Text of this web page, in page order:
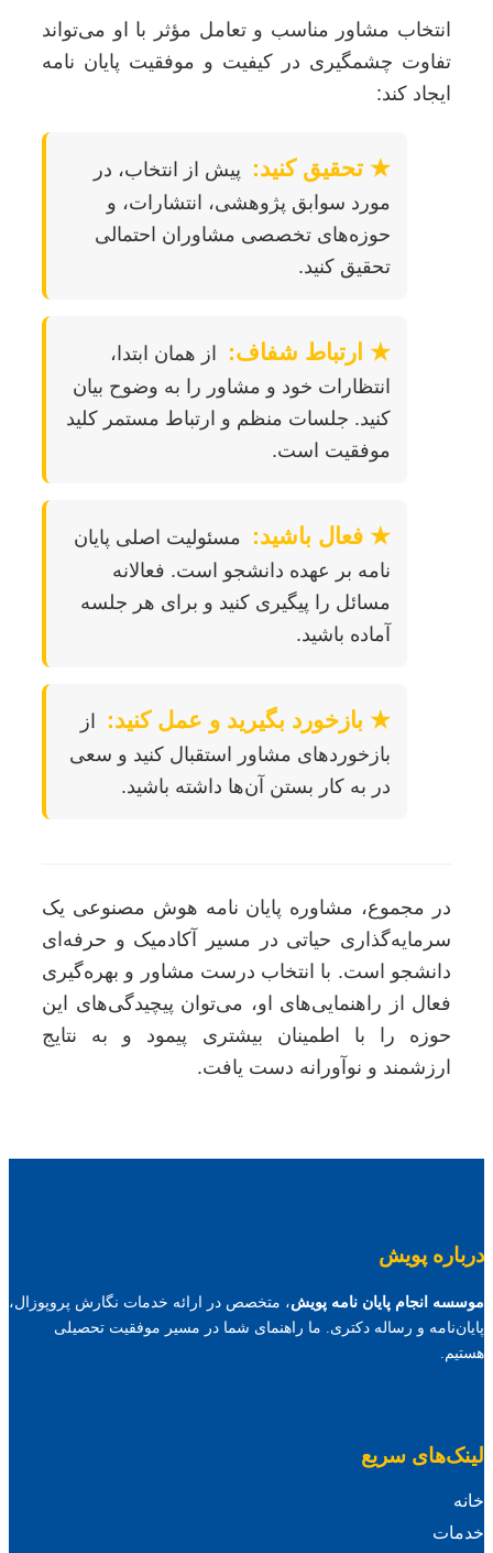
انتخاب مشاور مناسب و تعامل مؤثر با او می‌تواند
تفاوت چشمگیری در کیفیت و موفقیت پایان نامه
ایجاد کند:
★ تحقیق کنید:
پیش از انتخاب، در
مورد سوابق پژوهشی، انتشارات، و
حوزه‌های تخصصی مشاوران احتمالی
تحقیق کنید.
★ ارتباط شفاف:
از همان ابتدا،
انتظارات خود و مشاور را به وضوح بیان
کنید. جلسات منظم و ارتباط مستمر کلید
موفقیت است.
★ فعال باشید:
مسئولیت اصلی پایان
نامه بر عهده دانشجو است. فعالانه
مسائل را پیگیری کنید و برای هر جلسه
آماده باشید.
★ بازخورد بگیرید و عمل کنید:
از
بازخوردهای مشاور استقبال کنید و سعی
در به کار بستن آن‌ها داشته باشید.
در مجموع، مشاوره پایان نامه هوش مصنوعی یک
سرمایه‌گذاری حیاتی در مسیر آکادمیک و حرفه‌ای
دانشجو است. با انتخاب درست مشاور و بهره‌گیری
فعال از راهنمایی‌های او، می‌توان پیچیدگی‌های این
حوزه را با اطمینان بیشتری پیمود و به نتایج
ارزشمند و نوآورانه دست یافت.
درباره پویش
موسسه انجام پایان نامه پویش، متخصص در ارائه خدمات نگارش پروپوزال،
پایان‌نامه و رساله دکتری. ما راهنمای شما در مسیر موفقیت تحصیلی
هستیم.
لینک‌های سریع
خانه
خدمات